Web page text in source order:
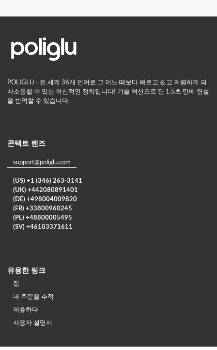
POLIGLU - 전 세계 36개 언어로 그 어느 때보다 빠르고 쉽고 저렴하게 의
사소통할 수 있는 혁신적인 장치입니다! 기술 혁신으로 단 1.5초 만에 연설
을 번역할 수 있습니다.
콘택트 렌즈
support@poliglu.com
(US) +1 (346) 263-3141
(UK) +442080891401
(DE) +498004009820
(FR) +33800960245
(PL) +48800005495
(SV) +46103371611
유용한 링크
집
내 주문을 추적
제휴하다
사용자 설명서